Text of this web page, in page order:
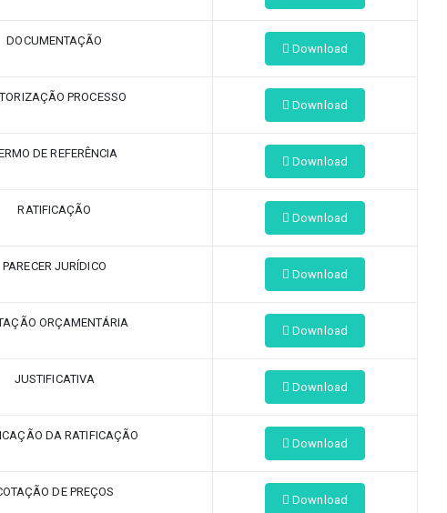
DOCUMENTAÇÃO
Download
PROCESSO
Download
DE REFERÊNCIA
Download
RATIFICAÇÃO
Download
PARECER JURÍDICO
Download
ORÇAMENTÁRIA
Download
JUSTIFICATIVA
Download
DA RATIFICAÇÃO
Download
DE PREÇOS
Download